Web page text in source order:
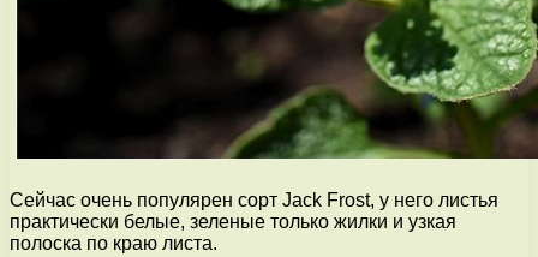
Сейчас очень популярен сорт Jack Frost, у него листья
практически белые, зеленые только жилки и узкая
полоска по краю листа.